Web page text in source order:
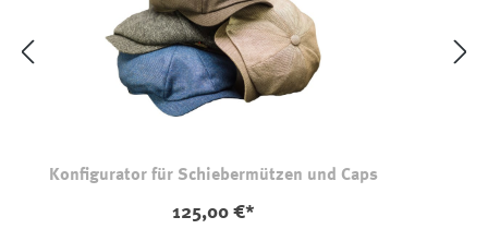
Konfigurator für Schiebermützen und Caps
125,00 €*